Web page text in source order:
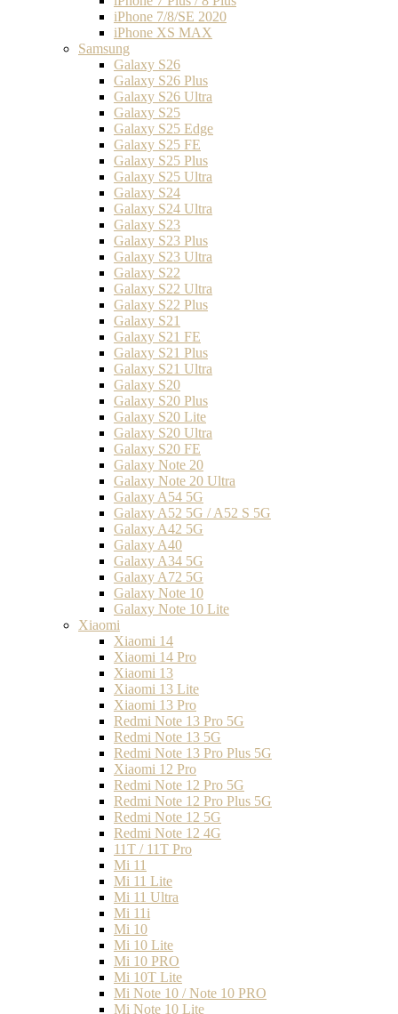
iPhone 7/8/SE 2020
iPhone XS MAX
Samsung
Galaxy S26
Galaxy S26 Plus
Galaxy S26 Ultra
Galaxy S25
Galaxy S25 Edge
Galaxy S25 FE
Galaxy S25 Plus
Galaxy S25 Ultra
Galaxy S24
Galaxy S24 Ultra
Galaxy S23
Galaxy S23 Plus
Galaxy S23 Ultra
Galaxy S22
Galaxy S22 Ultra
Galaxy S22 Plus
Galaxy S21
Galaxy S21 FE
Galaxy S21 Plus
Galaxy S21 Ultra
Galaxy S20
Galaxy S20 Plus
Galaxy S20 Lite
Galaxy S20 Ultra
Galaxy S20 FE
Galaxy Note 20
Galaxy Note 20 Ultra
Galaxy A54 5G
Galaxy A52 5G / A52 S 5G
Galaxy A42 5G
Galaxy A40
Galaxy A34 5G
Galaxy A72 5G
Galaxy Note 10
Galaxy Note 10 Lite
Xiaomi
Xiaomi 14
Xiaomi 14 Pro
Xiaomi 13
Xiaomi 13 Lite
Xiaomi 13 Pro
Redmi Note 13 Pro 5G
Redmi Note 13 5G
Redmi Note 13 Pro Plus 5G
Xiaomi 12 Pro
Redmi Note 12 Pro 5G
Redmi Note 12 Pro Plus 5G
Redmi Note 12 5G
Redmi Note 12 4G
11T / 11T Pro
Mi 11
Mi 11 Lite
Mi 11 Ultra
Mi 11i
Mi 10
Mi 10 Lite
Mi 10 PRO
Mi 10T Lite
Mi Note 10 / Note 10 PRO
Mi Note 10 Lite